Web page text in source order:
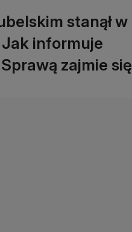
stanął w
Jak informuje
zajmie się